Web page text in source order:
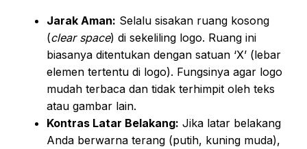
Jarak Aman: Selalu sisakan ruang kosong
(clear space) di sekeliling logo. Ruang ini
biasanya ditentukan dengan satuan ‘X’ (lebar
elemen tertentu di logo). Fungsinya agar logo
mudah terbaca dan tidak terhimpit oleh teks
atau gambar lain.
Kontras Latar Belakang: Jika latar belakang
Anda berwarna terang (putih, kuning muda),